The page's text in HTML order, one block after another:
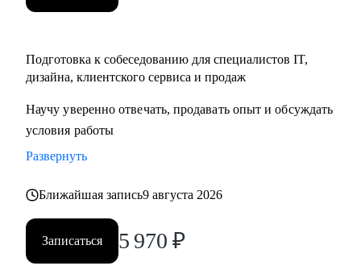
Подготовка к собеседованию для специалистов IT,
дизайна, клиентского сервиса и продаж
Научу уверенно отвечать, продавать опыт и обсуждать
условия работы
Развернуть
Ближайшая запись9 августа 2026
Записаться 5 970 ₽